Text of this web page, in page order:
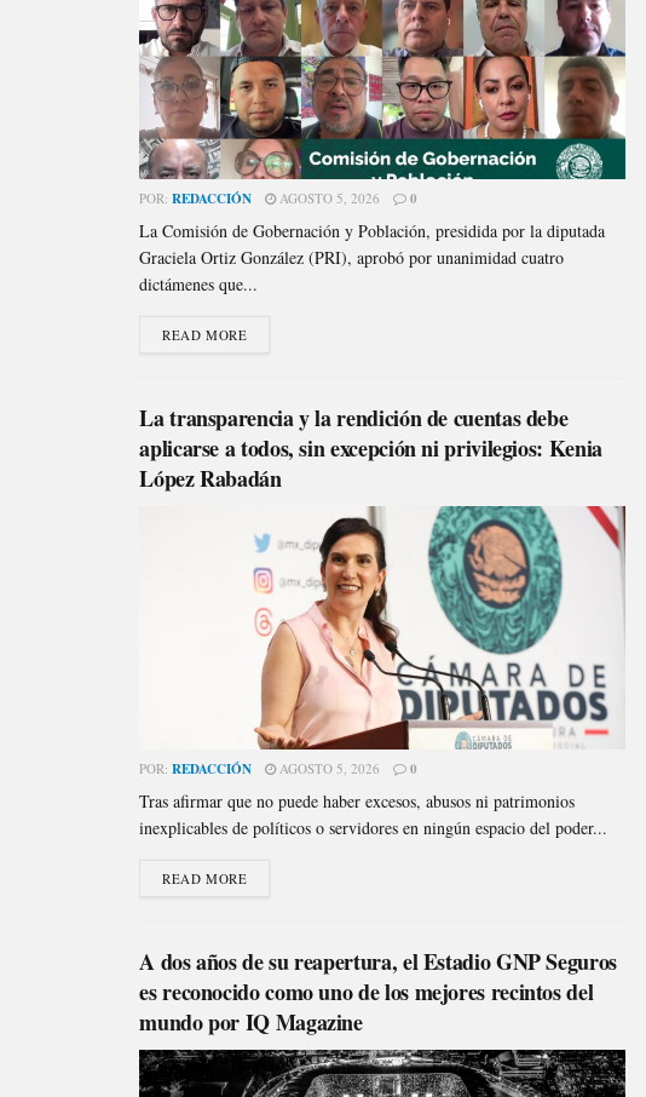
POR: REDACCIÓN AGOSTO 5, 2026 0
La Comisión de Gobernación y Población, presidida por la diputada
Graciela Ortiz González (PRI), aprobó por unanimidad cuatro
dictámenes que...
READ MORE
La transparencia y la rendición de cuentas debe
aplicarse a todos, sin excepción ni privilegios: Kenia
López Rabadán
POR: REDACCIÓN AGOSTO 5, 2026 0
Tras afirmar que no puede haber excesos, abusos ni patrimonios
inexplicables de políticos o servidores en ningún espacio del poder...
READ MORE
A dos años de su reapertura, el Estadio GNP Seguros
es reconocido como uno de los mejores recintos del
mundo por IQ Magazine